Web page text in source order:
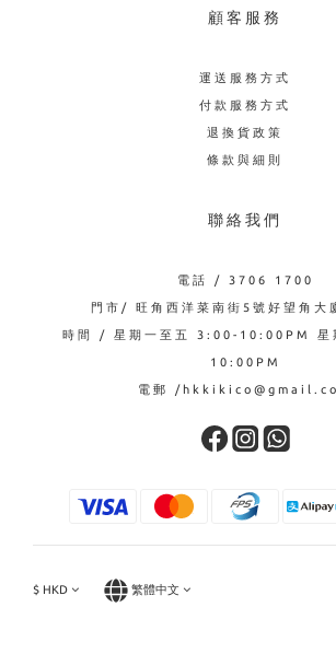
顧客服務
運送服務方式
付款服務方式
退換貨政策
條款與細則
聯絡我們
電話 / 3706 1700
門市/ 旺角西洋菜南街5號好望角大
時間 / 星期一至五 3:00-10:00PM 星
10:00PM
電郵 /
$ HKD 繁體中文